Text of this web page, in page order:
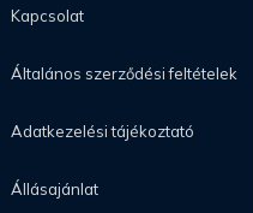
Kapcsolat
Általános szerződési feltételek
Adatkezelési tájékoztató
Állásajánlat